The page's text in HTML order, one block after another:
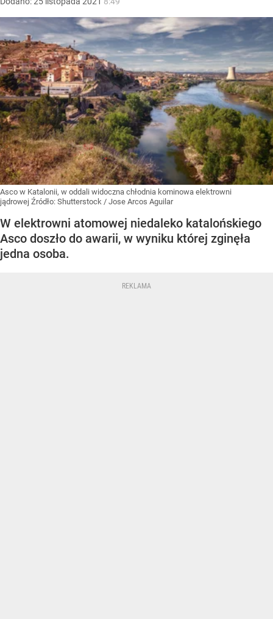
Asco w Katalonii, w oddali widoczna chłodnia kominowa elektrowni
jądrowej Źródło: Shutterstock / Jose Arcos Aguilar
W elektrowni atomowej niedaleko katalońskiego
Asco doszło do awarii, w wyniku której zginęła
jedna osoba.